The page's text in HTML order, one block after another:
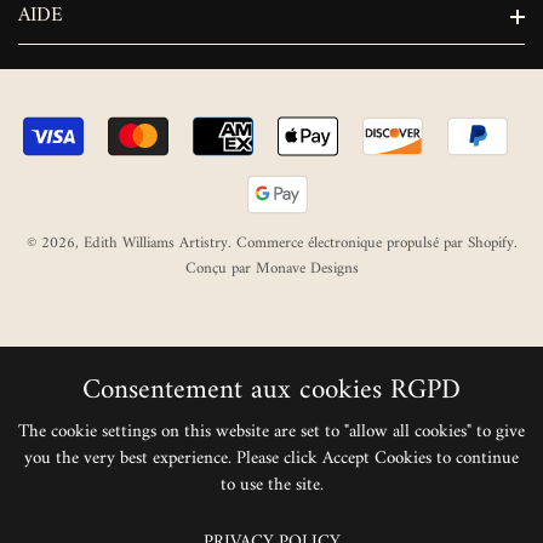
Courriel : bookings@edithwilliamsmua.co.uk
Instagram
AIDE
Politique De Confidentialité
© 2026, Edith Williams Artistry. Commerce électronique propulsé par Shopify.
Conçu par Monave Designs
Consentement aux cookies RGPD
The cookie settings on this website are set to "allow all cookies" to give
you the very best experience. Please click Accept Cookies to continue
to use the site.